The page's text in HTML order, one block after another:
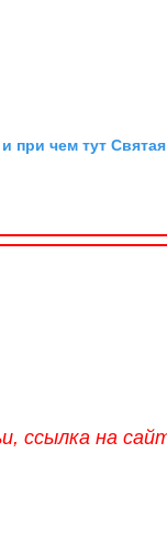
при чем тут Святая
ссылка на